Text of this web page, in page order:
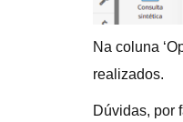
Na coluna
realizados.
Dúvidas, por